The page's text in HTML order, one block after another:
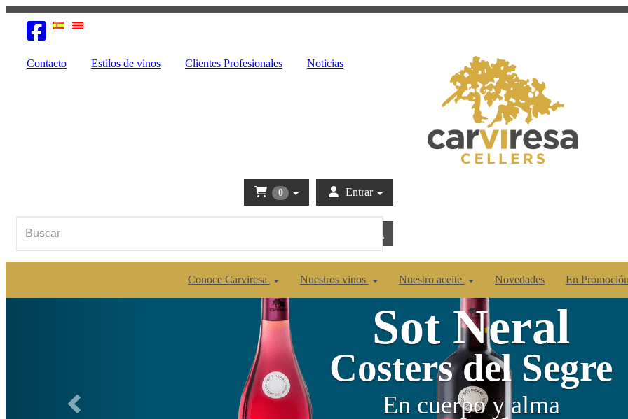
Contacto Estilos de vinos Clientes Profesionales Noticias
0 Entrar
Conoce Carviresa Nuestros vinos Nuestro aceite Novedades En
Cava 1870
Frescor de Juventud